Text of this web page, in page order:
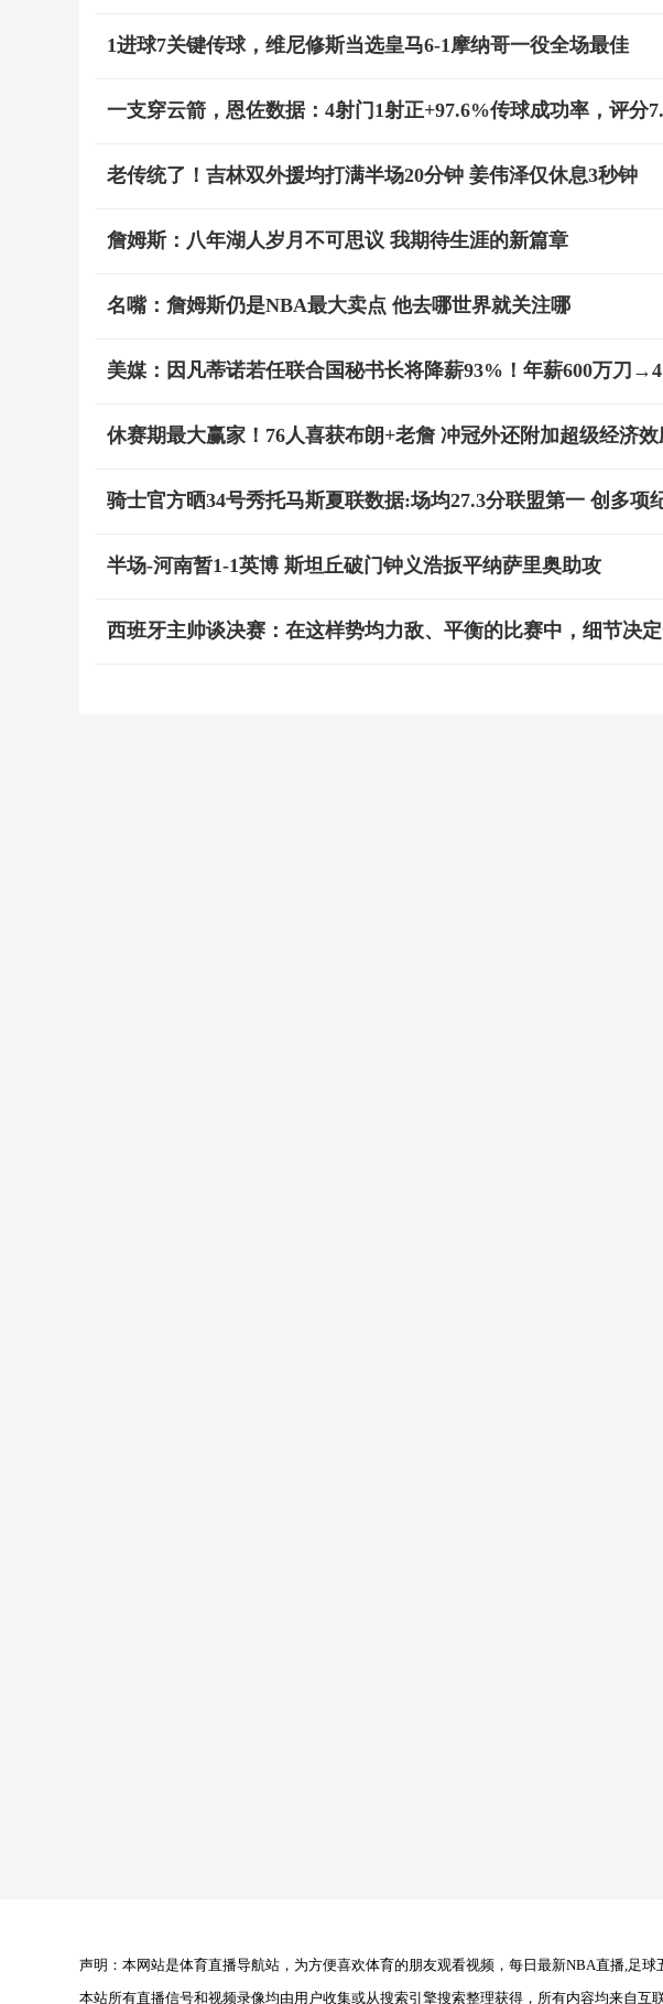
1进球7关键传球，维尼修斯当选皇马6-1摩纳哥一役全场最佳
一支穿云箭，恩佐数据：4射门1射正+97.6%传球成功率，评分
老传统了！吉林双外援均打满半场20分钟 姜伟泽仅休息3秒钟
詹姆斯：八年湖人岁月不可思议 我期待生涯的新篇章
名嘴：詹姆斯仍是NBA最大卖点 他去哪世界就关注哪
美媒：因凡蒂诺若任联合国秘书长将降薪93%！年薪600万刀
休赛期最大赢家！76人喜获布朗+老詹 冲冠外还附加超级经济效
骑士官方晒34号秀托马斯夏联数据:场均27.3分联盟第一 创多项
半场-河南暂1-1英博 斯坦丘破门钟义浩扳平纳萨里奥助攻
西班牙主帅谈决赛：在这样势均力敌、平衡的比赛中，细节决
声明：本网站是体育直播导航站，为方便喜欢体育的朋友观看视频，每日最新NBA直播,足
本站所有直播信号和视频录像均由用户收集或从搜索引擎搜索整理获得，所有内容均来自